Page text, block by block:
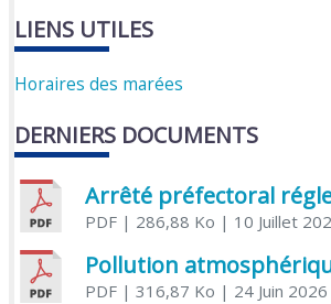
LIENS UTILES
Horaires des marées
DERNIERS DOCUMENTS
PDF| 286,88 Ko | 10 Juillet
Pollution
PDF| 316,87 Ko | 24 Juin 2026